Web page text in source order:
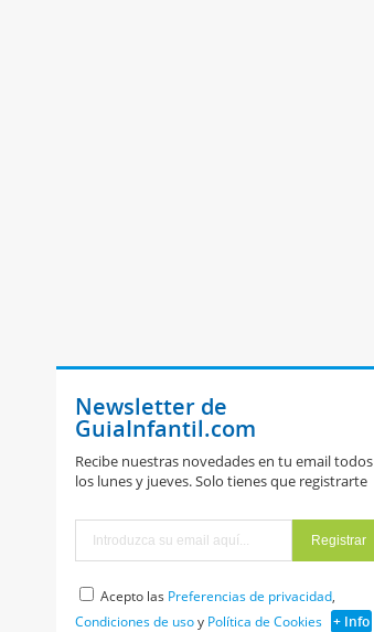
Newsletter de
GuiaInfantil.com
Recibe nuestras novedades en tu email todos
los lunes y jueves. Solo tienes que registrarte
Acepto las Preferencias de privacidad,
Condiciones de usoy Política de Cookies + Info